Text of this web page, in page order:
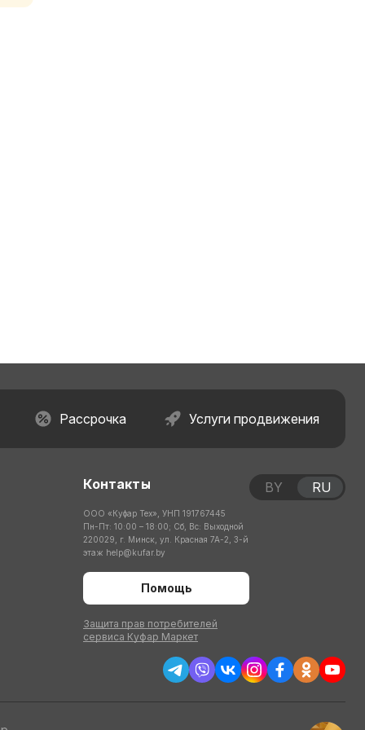
Рассрочка Услуги продвижения
Контакты
ООО «Куфар Тех», УНП 191767445
Пн-Пт: 10:00 – 18:00; Сб, Вс: Выходной
220029, г. Минск, ул. Красная 7А-2, 3-й
этаж help@kufar.by
Помощь
Защита прав потребителей
сервиса Куфар Маркет
BY RU